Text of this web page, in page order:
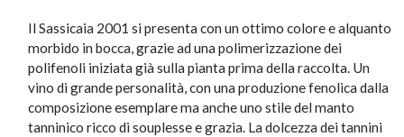
Il Sassicaia 2001 si presenta con un ottimo colore e alquanto
morbido in bocca, grazie ad una polimerizzazione dei
polifenoli iniziata già sulla pianta prima della raccolta. Un
vino di grande personalità, con una produzione fenolica dalla
composizione esemplare ma anche uno stile del manto
tanninico ricco di souplesse e grazia. La dolcezza dei tannini